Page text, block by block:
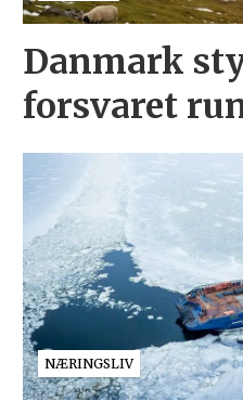
Danmark
forsvaret
NÆRINGSLIV